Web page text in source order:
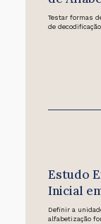
Testar formas
de
Estudo
Inicial
Definir a
alfabetização